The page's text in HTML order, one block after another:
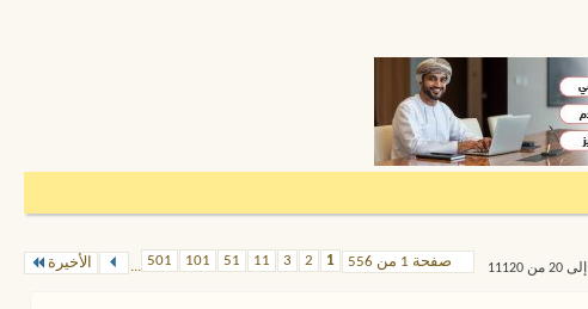
صفحة 1 من 556 1
2
3
11
51
101
501
... الأخيرة